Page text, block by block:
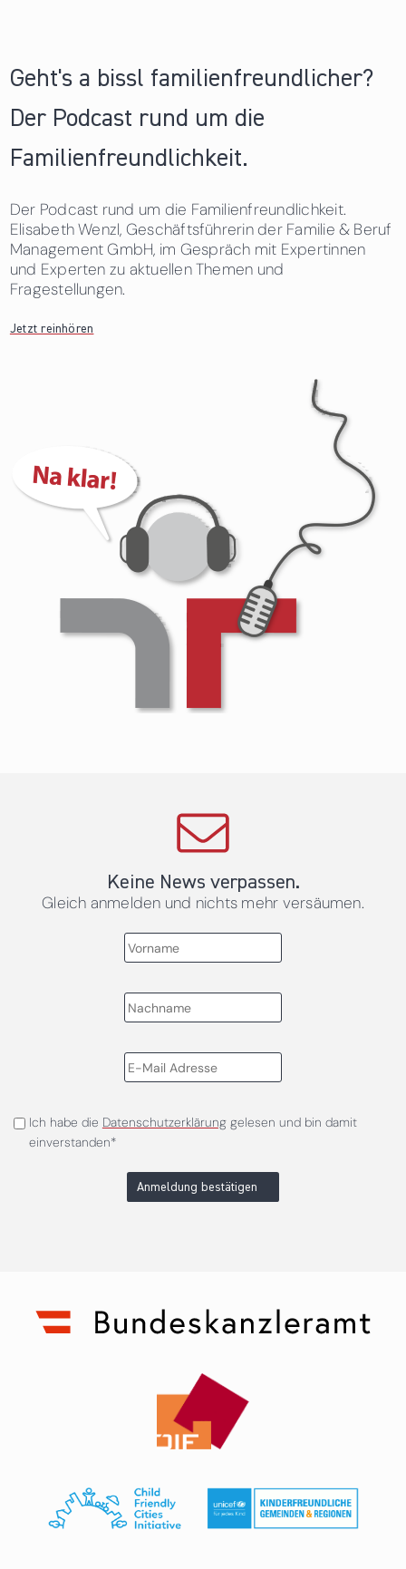
Geht's a bissl familienfreundlicher?
Der Podcast rund um die
Familienfreundlichkeit.
Der Podcast rund um die Familienfreundlichkeit.
Elisabeth Wenzl, Geschäftsführerin der Familie & Beruf
Management GmbH, im Gespräch mit Expertinnen
und Experten zu aktuellen Themen und
Fragestellungen.
Jetzt reinhören
Keine News verpassen.
Gleich anmelden und nichts mehr versäumen.
Ich habe die Datenschutzerklärunggelesen und bin damit
einverstanden*
Anmeldung bestätigen